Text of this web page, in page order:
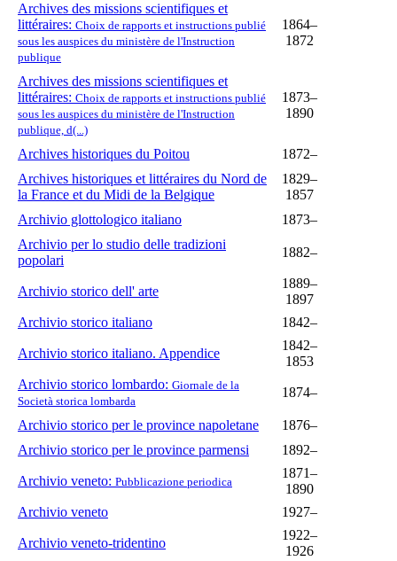
Archives des missions scientifiques et
littéraires: Choix de rapports et instructions publié
sous les auspices du ministère de l'Instruction
publique
1864–
1872
Archives des missions scientifiques et
littéraires: Choix de rapports et instructions publié
sous les auspices du ministère de l'Instruction
publique, d(...)
1873–
1890
Archives historiques du Poitou
1872–
Archives historiques et littéraires du Nord de
la France et du Midi de la Belgique
1829–
1857
Archivio glottologico italiano
1873–
Archivio per lo studio delle tradizioni
popolari
1882–
Archivio storico dell' arte
1889–
1897
Archivio storico italiano
1842–
Archivio storico italiano. Appendice
1842–
1853
Archivio storico lombardo: Giornale de la
Società storica lombarda
1874–
Archivio storico per le province napoletane
1876–
Archivio storico per le province parmensi
1892–
Archivio veneto: Pubblicazione periodica
1871–
1890
Archivio veneto
1927–
Archivio veneto-tridentino
1922–
1926